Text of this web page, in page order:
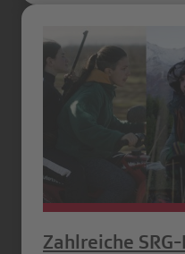
Zahlreiche